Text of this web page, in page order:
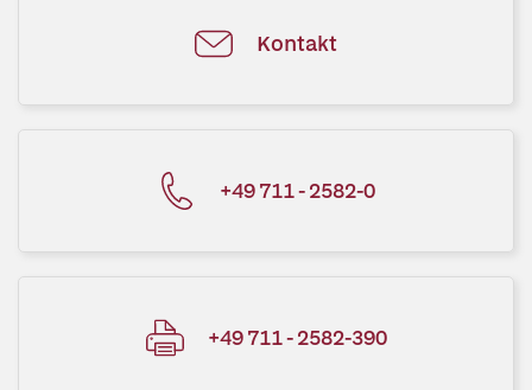
Kontakt
+49 711 - 2582-0
+49 711 - 2582-390